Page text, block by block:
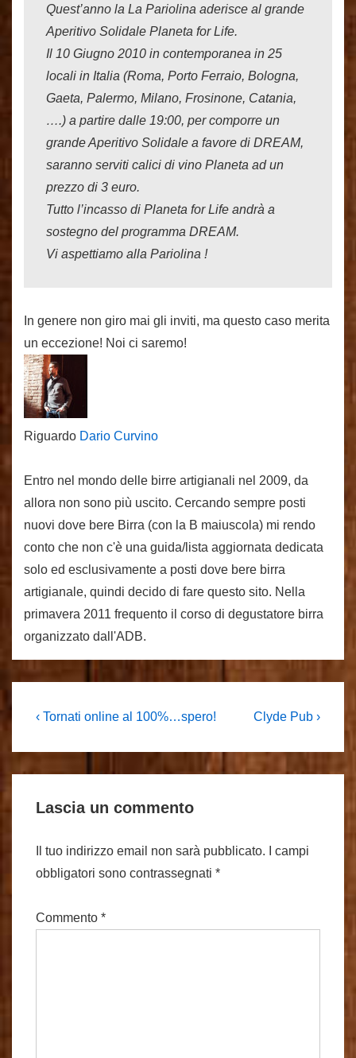
Quest’anno la La Pariolina aderisce al grande
Aperitivo Solidale Planeta for Life.
Il 10 Giugno 2010 in contemporanea in 25
locali in Italia (Roma, Porto Ferraio, Bologna,
Gaeta, Palermo, Milano, Frosinone, Catania,
….) a partire dalle 19:00, per comporre un
grande Aperitivo Solidale a favore di DREAM,
saranno serviti calici di vino Planeta ad un
prezzo di 3 euro.
Tutto l’incasso di Planeta for Life andrà a
sostegno del programma DREAM.
Vi aspettiamo alla Pariolina !
In genere non giro mai gli inviti, ma questo caso merita
un eccezione! Noi ci saremo!
Riguardo Dario Curvino
Entro nel mondo delle birre artigianali nel 2009, da
allora non sono più uscito. Cercando sempre posti
nuovi dove bere Birra (con la B maiuscola) mi rendo
conto che non c'è una guida/lista aggiornata dedicata
solo ed esclusivamente a posti dove bere birra
artigianale, quindi decido di fare questo sito. Nella
primavera 2011 frequento il corso di degustatore birra
organizzato dall'ADB.
Navigazione
L'articolo
‹ Tornati online al 100%…spero!
Il
articolo
Clyde Pub ›
Lascia un commento
Il tuo indirizzo email non sarà pubblicato.
I campi
obbligatori sono contrassegnati *
Commento *